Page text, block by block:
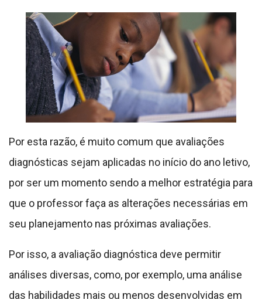
Por esta razão, é muito comum que avaliações
diagnósticas sejam aplicadas no início do ano letivo,
por ser um momento sendo a melhor estratégia para
que o professor faça as alterações necessárias em
seu planejamento nas próximas avaliações.
Por isso, a avaliação diagnóstica deve permitir
análises diversas, como, por exemplo, uma análise
das habilidades mais ou menos desenvolvidas em